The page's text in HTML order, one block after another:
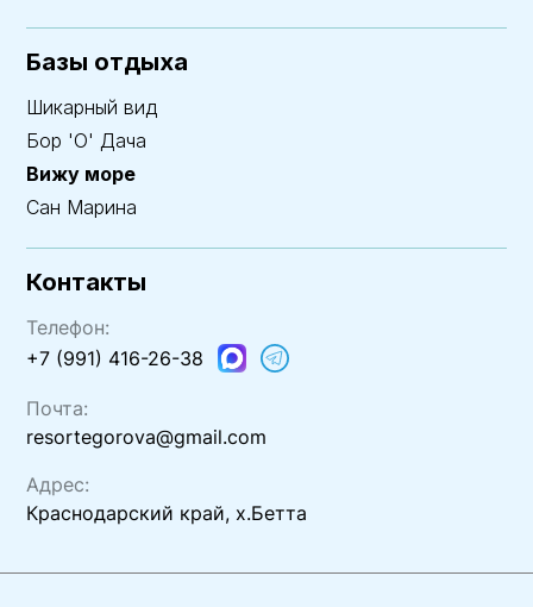
Базы отдыха
Шикарный вид
Бор 'О' Дача
Вижу море
Сан Марина
Контакты
Телефон:
+7 (991) 416-26-38
Почта:
resortegorova@gmail.com
Адрес:
Краснодарский край, х.Бетта